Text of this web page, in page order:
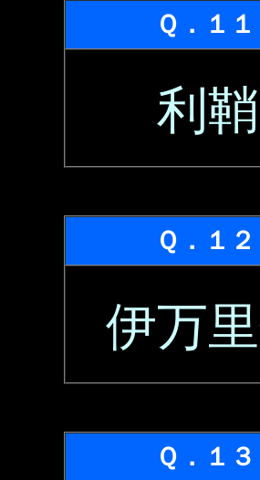
Ｑ．１１
利鞘
Ｑ．１２
伊万
Ｑ．１３